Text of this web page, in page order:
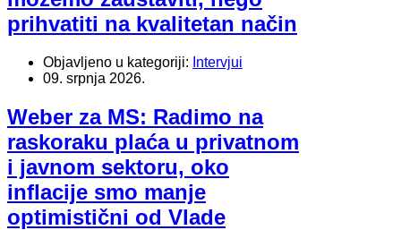
prihvatiti na kvalitetan način
Objavljeno u kategoriji: Intervjui
09. srpnja 2026.
Weber za MS: Radimo na
raskoraku plaća u privatnom
i javnom sektoru, oko
inflacije smo manje
optimistični od Vlade